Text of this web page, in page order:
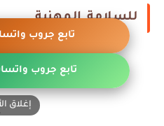
للسلامة المهنية
تابع جروب
تابع جروب
إغلاق